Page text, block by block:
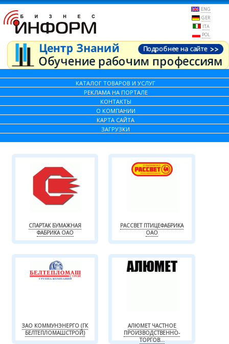
ENG
GER
ITA
POL
КАТАЛОГ ТОВАРОВ И УСЛУГ
РЕКЛАМА НА ПОРТАЛЕ
КОНТАКТЫ
О КОМПАНИИ
КАРТА САЙТА
ЗАГРУЗКИ
СПАРТАК БУМАЖНАЯ
ФАБРИКА ОАО
РАССВЕТ ПТИЦЕФАБРИКА
ОАО
ЗАО КОММУНЭНЕРГО (ГК
БЕЛТЕПЛОМАШСТРОЙ)
АЛЮМЕТ ЧАСТНОЕ
ПРОИЗВОДСТВЕННО-
ТОРГОВ...